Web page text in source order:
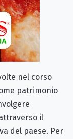
nel corso
patrimonio
il
del paese. Per